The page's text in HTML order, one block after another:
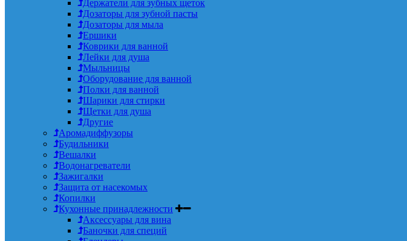
Держатели для зубных щеток
Дозаторы для зубной пасты
Дозаторы для мыла
Ершики
Коврики для ванной
Лейки для душа
Мыльницы
Оборудование для ванной
Полки для ванной
Шарики для стирки
Щетки для душа
Другие
Аромадиффузоры
Будильники
Вешалки
Водонагреватели
Зажигалки
Защита от насекомых
Копилки
Кухонные принадлежности
Аксессуары для вина
Баночки для специй